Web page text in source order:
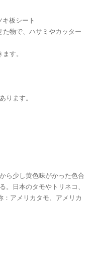
板シート
物で、ハサミやカッター
す。
ります。
ら少し黄色味がかった色合
。日本のタモやトリネコ、
：アメリカタモ、アメリカ